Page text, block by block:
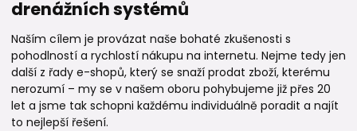
drenážních systémů
Naším cílem je provázat naše bohaté zkušenosti s
pohodlností a rychlostí nákupu na internetu. Nejme tedy jen
další z řady e-shopů, který se snaží prodat zboží, kterému
nerozumí – my se v našem oboru pohybujeme již přes 20
let a jsme tak schopni každému individuálně poradit a najít
to nejlepší řešení.